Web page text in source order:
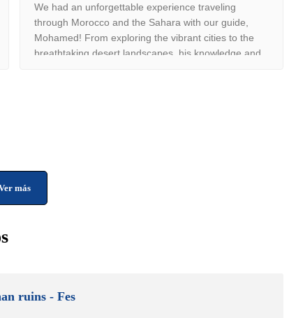
We had an unforgettable experience traveling
through Morocco and the Sahara with our guide,
Mohamed! From exploring the vibrant cities to the
breathtaking desert landscapes, his knowledge and
más
ruins - Fes